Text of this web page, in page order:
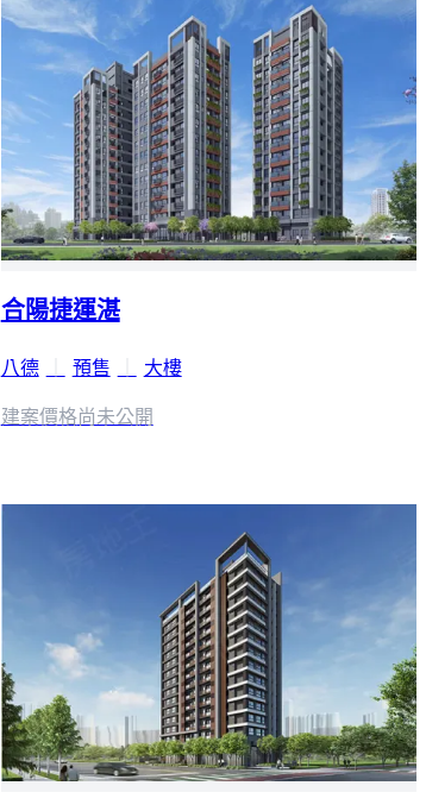
合陽捷運湛
八德 預售 大樓
建案價格尚未公開